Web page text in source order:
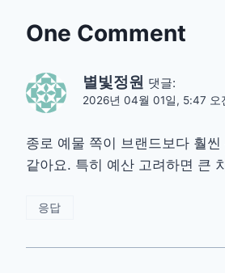
One Comment
별빛정원 댓글:
2026년 04월 01일, 5:47 오
종로 예물 쪽이 브랜드보다 훨
같아요. 특히 예산 고려하면 큰
응답